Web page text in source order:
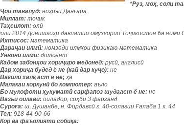
*Рӯз, моҳ, соли
тавалуд: ноҳияи Данғара
тоҷик
олӣ
2014 Донишгоҳи давлатии омӯзгории Тоҷикистон ба
математика
илмӣ: номзади илмҳои физикаю-математика
илмӣ: дотсент
забонҳои хориҷиро медонед: русӣ, англисӣ
хориҷа будед ё не (кай дар куҷо): не
халқ аст ё не;ҳа
коркунӣ бо компютер: аъло
мукофоти ҳукуматӣ сарфапоз шудааст ё не: не
оилавӣ: оиладор, соҳби 3 фарзанд
ш. Душанбе, н. Фирдавсӣ к. 40-солагии Ғалаба 1 х. 44
918-44-90-66
ва фаъолияти собиқа: